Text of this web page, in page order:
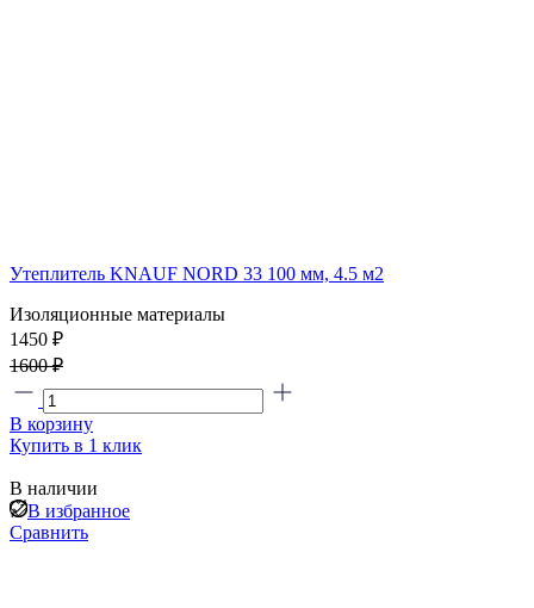
Утеплитель KNAUF NORD 33 100 мм, 4.5 м2
Изоляционные материалы
1450 ₽
1600 ₽
В корзину
Купить в 1 клик
В наличии
В избранное
Сравнить